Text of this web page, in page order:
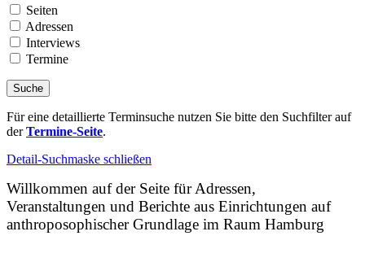
Seiten
Adressen
Interviews
Termine
Für eine detaillierte Terminsuche nutzen Sie bitte den Suchfilter auf
derTermine-Seite.
Detail-Suchmaske schließen
Willkommen auf der Seite für Adressen,
Veranstaltungen und Berichte aus Einrichtungen auf
anthroposophischer Grundlage im Raum Hamburg